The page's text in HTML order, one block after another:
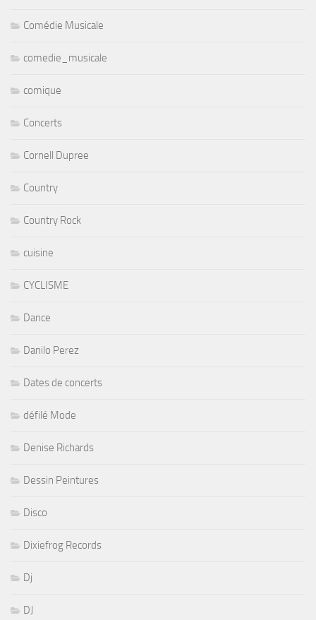
Comédie Musicale
comedie_musicale
comique
Concerts
Cornell Dupree
Country
Country Rock
cuisine
CYCLISME
Dance
Danilo Perez
Dates de concerts
défilé Mode
Denise Richards
Dessin Peintures
Disco
Dixiefrog Records
Dj
DJ